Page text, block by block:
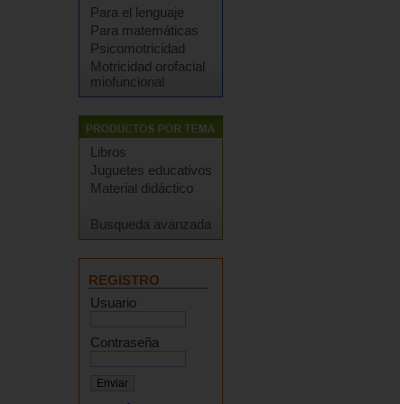
Para el lenguaje
Para matemáticas
Psicomotricidad
Motricidad orofacial
miofuncional
Libros
Juguetes educativos
Material didáctico
Busqueda avanzada
REGISTRO
Usuario
Contraseña